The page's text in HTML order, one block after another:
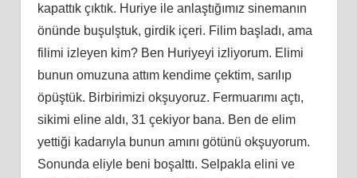
kapattık çıktık. Huriye ile anlaştığımız sinemanın
önünde buşulştuk, girdik içeri. Filim başladı, ama
filimi izleyen kim? Ben Huriyeyi izliyorum. Elimi
bunun omuzuna attım kendime çektim, sarılıp
öpüştük. Birbirimizi okşuyoruz. Fermuarımı açtı,
sikimi eline aldı, 31 çekiyor bana. Ben de elim
yettiği kadarıyla bunun amını götünü okşuyorum.
Sonunda eliyle beni boşalttı. Selpakla elini ve